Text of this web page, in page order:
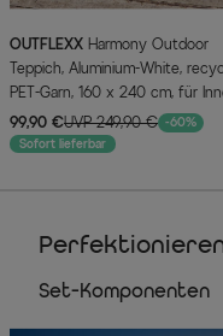
OUTFLEXX
Teppich, Aluminium-White,
PET-Garn, 160 x 240 cm, für
und Außenbereiche geeignet
99,90 €UVP 249,90 € -60%
Sofort lieferbar
Set-Komponenten